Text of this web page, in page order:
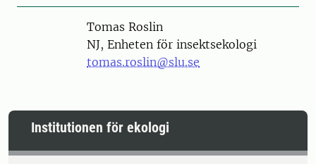
PersonTomas Roslin
NJ, Enheten för insektsekologi
tomas.roslin@slu.se
Institutionen för ekologi